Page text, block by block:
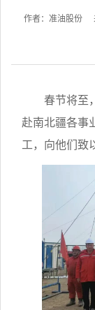
作者：准油股份
春节将至
赴南北疆各事
工，向他们致